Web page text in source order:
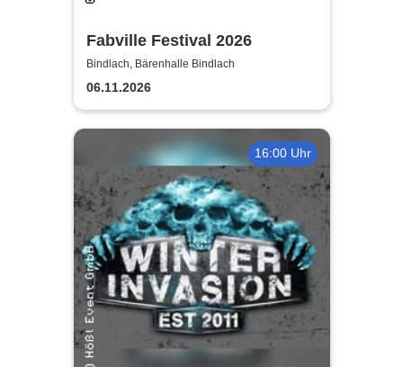
Fabville Festival 2026
Bindlach, Bärenhalle Bindlach
06.11.2026
16:00 Uhr